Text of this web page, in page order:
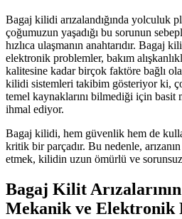
Bagaj kilidi arızalandığında yolculuk
çoğumuzun yaşadığı bu sorunun
hızlıca ulaşmanın anahtarıdır. Bagaj
elektronik problemler, bakım
kalitesine kadar birçok faktöre bağlı
kilidi sistemleri takibim gösteriyor ki,
temel kaynaklarını bilmediği için basit
ihmal ediyor.
Bagaj kilidi, hem güvenlik hem de
kritik bir parçadır. Bu nedenle,
etmek, kilidin uzun ömürlü ve sorunsuz
Bagaj Kilit
Mekanik ve Elektronik